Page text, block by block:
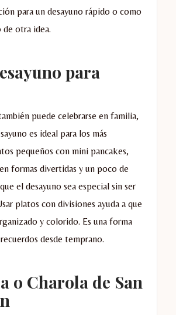
para un desayuno rápido o como
otra idea.
para
puede celebrarse en familia,
es ideal para los más
pequeños con mini pancakes,
formas divertidas y un poco de
el desayuno sea especial sin ser
platos con divisiones ayuda a que
y colorido. Es una forma
desde temprano.
o Charola de San